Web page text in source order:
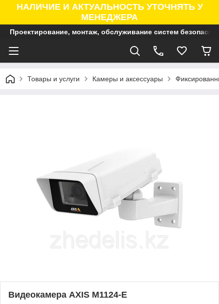
НАЛИЧИЕ И АКТУАЛЬНОСТЬ УТОЧНЯТЬ У
МЕНЕДЖЕРА
Проектирование, монтаж, обслуживание систем
Товары и услуги Камеры и аксессуары
Видеокамера AXIS M1124-E